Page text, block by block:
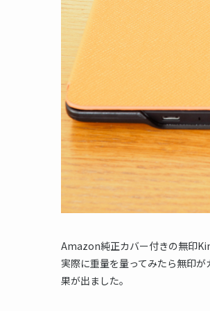
Amazon純正カバー付きの無印
実際に重量を量ってみたら無印
果が出ました。